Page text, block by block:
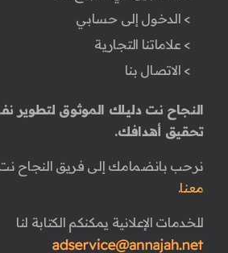
> الدخول إلى حسابي
> علاماتنا التجارية
> الاتصال بنا
النجاح نت دليلك الموثوق لتطوير
تحقيق أهدافك.
نرحب بانضمامك إلى فريق النجاح
معنا.
للخدمات الإعلانية يمكنكم الكتابة لنا